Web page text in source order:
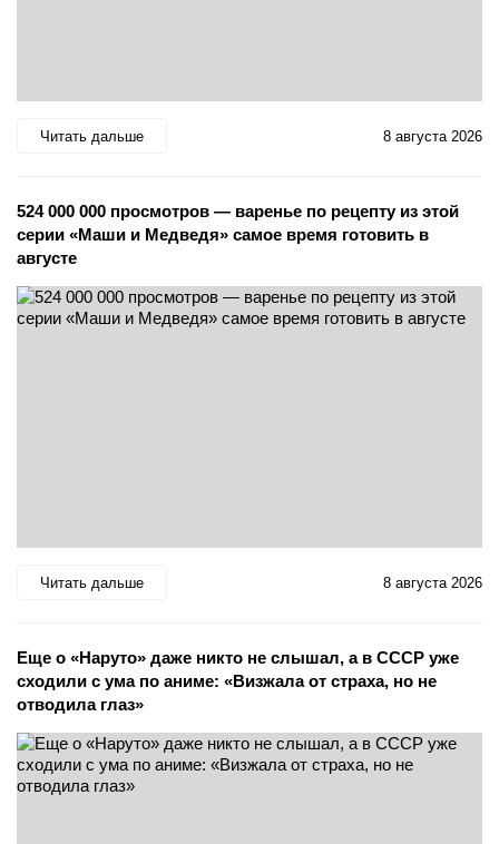
Читать дальше 8 августа 2026
524 000 000 просмотров — варенье по рецепту из этой
серии «Маши и Медведя» самое время готовить в
августе
Читать дальше 8 августа 2026
Еще о «Наруто» даже никто не слышал, а в СССР уже
сходили с ума по аниме: «Визжала от страха, но не
отводила глаз»